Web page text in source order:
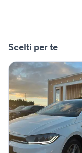
Scelti per te